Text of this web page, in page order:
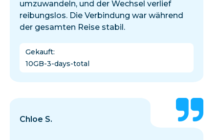
umzuwandeln, und der Wechsel verlief
reibungslos. Die Verbindung war während
der gesamten Reise stabil.
Gekauft:
10GB-3-days-total
Chloe S.